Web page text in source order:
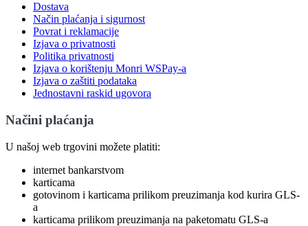
Dostava
Način plaćanja i sigurnost
Povrat i reklamacije
Izjava o privatnosti
Politika privatnosti
Izjava o korištenju Monri WSPay-a
Izjava o zaštiti podataka
Jednostavni raskid ugovora
Načini plaćanja
U našoj web trgovini možete platiti:
internet bankarstvom
karticama
gotovinom i karticama prilikom preuzimanja kod kurira GLS-
a
karticama prilikom preuzimanja na paketomatu GLS-a